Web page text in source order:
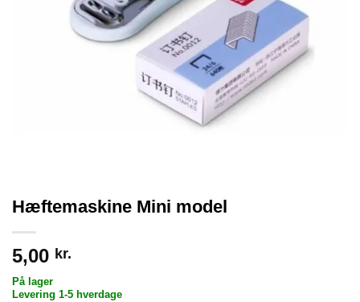
Hæftemaskine Mini model
5,00 kr.
På lager
Levering 1-5 hverdage